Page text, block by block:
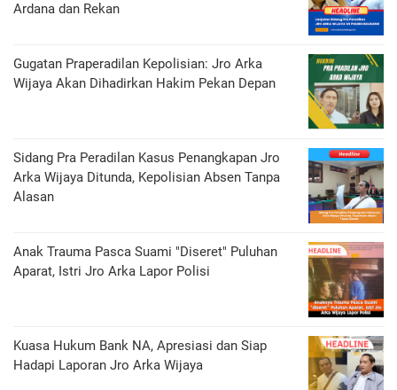
Ardana dan Rekan
Gugatan Praperadilan Kepolisian: Jro Arka
Wijaya Akan Dihadirkan Hakim Pekan Depan
Sidang Pra Peradilan Kasus Penangkapan Jro
Arka Wijaya Ditunda, Kepolisian Absen Tanpa
Alasan
Anak Trauma Pasca Suami "Diseret" Puluhan
Aparat, Istri Jro Arka Lapor Polisi
Kuasa Hukum Bank NA, Apresiasi dan Siap
Hadapi Laporan Jro Arka Wijaya